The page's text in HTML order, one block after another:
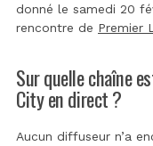
donné le samedi 20
rencontre de Premier
Sur quelle chaîne
City en direct ?
Aucun diffuseur n’a